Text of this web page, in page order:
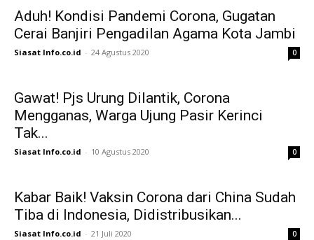
Aduh! Kondisi Pandemi Corona, Gugatan
Cerai Banjiri Pengadilan Agama Kota Jambi
Siasat Info.co.id - 24 Agustus 2020 0
Gawat! Pjs Urung Dilantik, Corona
Mengganas, Warga Ujung Pasir Kerinci
Tak...
Siasat Info.co.id - 10 Agustus 2020 0
Kabar Baik! Vaksin Corona dari China Sudah
Tiba di Indonesia, Didistribusikan...
Siasat Info.co.id - 21 Juli 2020 0